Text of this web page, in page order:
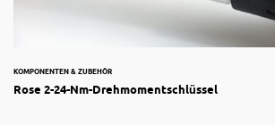
KOMPONENTEN & ZUBEHÖR
Rose 2-24-Nm-Drehmomentschlüssel